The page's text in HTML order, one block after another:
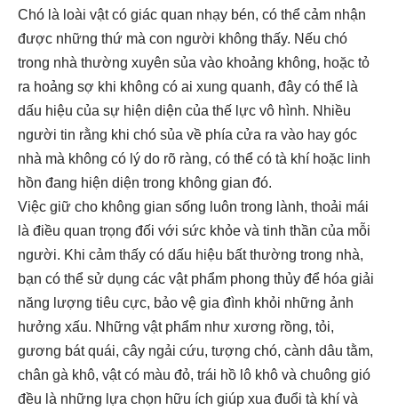
Chó là loài vật có giác quan nhạy bén, có thể cảm nhận
được những thứ mà con người không thấy. Nếu chó
trong nhà thường xuyên sủa vào khoảng không, hoặc tỏ
ra hoảng sợ khi không có ai xung quanh, đây có thể là
dấu hiệu của sự hiện diện của thế lực vô hình. Nhiều
người tin rằng khi chó sủa về phía cửa ra vào hay góc
nhà mà không có lý do rõ ràng, có thể có tà khí hoặc linh
hồn đang hiện diện trong không gian đó.
Việc giữ cho không gian sống luôn trong lành, thoải mái
là điều quan trọng đối với sức khỏe và tinh thần của mỗi
người. Khi cảm thấy có dấu hiệu bất thường trong nhà,
bạn có thể sử dụng các vật phẩm phong thủy để hóa giải
năng lượng tiêu cực, bảo vệ gia đình khỏi những ảnh
hưởng xấu. Những vật phẩm như xương rồng, tỏi,
gương bát quái, cây ngải cứu, tượng chó, cành dâu tằm,
chân gà khô, vật có màu đỏ, trái hồ lô khô và chuông gió
đều là những lựa chọn hữu ích giúp xua đuổi tà khí và